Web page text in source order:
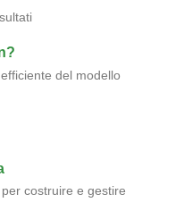
del modello
costruire e gestire